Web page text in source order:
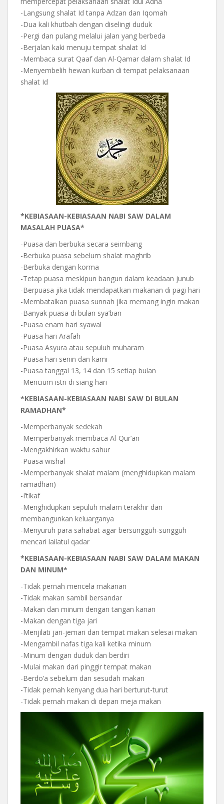
-Langsung shalat Id tanpa Adzan dan Iqomah
-Dua kali khutbah dengan diselingi duduk
-Pergi dan pulang melalui jalan yang berbeda
-Berjalan kaki menuju tempat shalat Id
-Membaca surat Qaaf dan Al-Qamar dalam shalat Id
-Menyembelih hewan kurban di tempat pelaksanaan
shalat Id
*KEBIASAAN-KEBIASAAN NABI SAW DALAM
MASALAH PUASA*
-Puasa dan berbuka secara seimbang
-Berbuka puasa sebelum shalat maghrib
-Berbuka dengan korma
-Tetap puasa meskipun bangun dalam keadaan junub
-Berpuasa jika tidak mendapatkan makanan di pagi hari
-Membatalkan puasa sunnah jika memang ingin makan
-Banyak puasa di bulan sya’ban
-Puasa enam hari syawal
-Puasa hari Arafah
-Puasa Asyura atau sepuluh muharam
-Puasa hari senin dan kami
-Puasa tanggal 13, 14 dan 15 setiap bulan
-Mencium istri di siang hari
*KEBIASAAN-KEBIASAAN NABI SAW DI BULAN
RAMADHAN*
-Memperbanyak sedekah
-Memperbanyak membaca Al-Qur’an
-Mengakhirkan waktu sahur
-Puasa wishal
-Memperbanyak shalat malam (menghidupkan malam
ramadhan)
-I’tikaf
-Menghidupkan sepuluh malam terakhir dan
membangunkan keluarganya
-Menyuruh para sahabat agar bersungguh-sungguh
mencari lailatul qadar
*KEBIASAAN-KEBIASAAN NABI SAW DALAM MAKAN
DAN MINUM*
-Tidak pernah mencela makanan
-Tidak makan sambil bersandar
-Makan dan minum dengan tangan kanan
-Makan dengan tiga jari
-Menjilati jari-jemari dan tempat makan selesai makan
-Mengambil nafas tiga kali ketika minum
-Minum dengan duduk dan berdiri
-Mulai makan dari pinggir tempat makan
-Berdo’a sebelum dan sesudah makan
-Tidak pernah kenyang dua hari berturut-turut
-Tidak pernah makan di depan meja makan